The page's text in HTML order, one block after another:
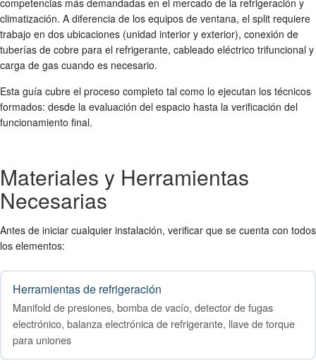
competencias más demandadas en el mercado de la refrigeración y
climatización. A diferencia de los equipos de ventana, el split requiere
trabajo en dos ubicaciones (unidad interior y exterior), conexión de
tuberías de cobre para el refrigerante, cableado eléctrico trifuncional y
carga de gas cuando es necesario.
Esta guía cubre el proceso completo tal como lo ejecutan los técnicos
formados: desde la evaluación del espacio hasta la verificación del
funcionamiento final.
Materiales y Herramientas
Necesarias
Antes de iniciar cualquier instalación, verificar que se cuenta con todos
los elementos:
Herramientas de refrigeración
Manifold de presiones, bomba de vacío, detector de fugas
electrónico, balanza electrónica de refrigerante, llave de torque
para uniones